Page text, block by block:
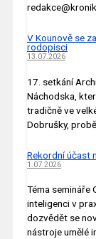
V Kounově se
rodopisci
13.07.2026
17. setkání
Náchodska,
tradičně ve
Dobrušky,
Rekordní účast
1.07.2026
Téma semináře
inteligenci v
dozvědět se
nástroje umělé